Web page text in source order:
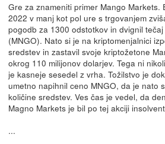
Gre za znameniti primer Mango Markets.
2022 v manj kot pol ure s trgovanjem
pogodb za 1300 odstotkov in dvignil
(MNGO). Nato si je na kriptomenjalnici
sredstev in zastavil svoje kriptožetone
okrog 110 milijonov dolarjev. Tega ni
je kasneje sesedel z vrha. Tožilstvo je
umetno napihnil ceno MNGO, da je nato
količine sredstev. Ves čas je vedel, da
Magno Markets je bil po tej akciji
...